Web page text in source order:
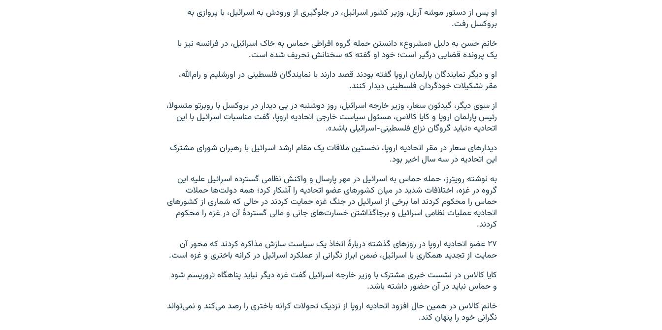
او پس از دستور موشه آربل، وزیر کشور اسرائیل، در جلوگیری از ورودش به اسرائیل، با پروازی به
بروکسل رفت.
خانم حسن به دلیل «مشروع» دانستن حمله گروه افراطی حماس به خاک اسرائیل، در فرانسه نیز با
یک پرونده قضایی درگیر است؛ خود او گفته که سخنانش تحریف شده است.
او و دیگر نمایندگان پارلمان اروپا گفته بودند قصد دارند با نمایندگان فلسطینی در اورشلیم و رام‌الله،
مقر تشکیلات خودگردان فلسطینی دیدار کنند.
از سوی دیگر، گیدئون سعار، وزیر خارجه اسرائیل، روز دوشنبه در پی دیدار در بروکسل با روبرتو متسولا،
رئیس پارلمان اروپا و کایا کالاس، مسئول سیاست خارجی اتحادیه اروپا، گفت مناسبات اسرائیل با این
اتحادیه «نباید گروگان نزاع فلسطینی-اسرائیلی باشد».
دیدارهای سعار در مقر اتحادیه اروپا، نخستین ملاقات یک مقام ارشد اسرائیل با رهبران شورای مشترک
این اتحادیه در سه سال اخیر بود.
به نوشته رویترز، حمله حماس به اسرائیل در مهر پارسال و واکنش نظامی گسترده اسرائیل علیه این
گروه در غزه، اختلافات شدید در میان کشورهای عضو اتحادیه را آشکار کرد؛ همه دولت‌ها حملات
حماس را محکوم کردند اما برخی از اسرائیل در جنگ غزه حمایت کردند در حالی که شماری از کشورهای
اتحادیه عملیات نظامی اسرائیل و برجاگذاشتن خسارت‌های جانی و مالی گستردۀ آن در غزه را محکوم
کردند.
۲۷ عضو اتحادیه اروپا در روزهای گذشته دربارۀ اتخاذ یک سیاست سازش مذاکره کردند که محور آن
حمایت از تجدید همکاری با اسرائیل، ضمن ابراز نگرانی از عملکرد اسرائیل در کرانه باختری و غزه است.
کایا کالاس در نشست خبری مشترک با وزیر خارجه اسرائیل گفت غزه دیگر نباید پناهگاه تروریسم شود
و حماس نباید در آن حضور داشته باشد.
خانم کالاس در همین حال افزود اتحادیه اروپا از نزدیک تحولات کرانه باختری را رصد می‌کند و نمی‌تواند
نگرانی خود را پنهان کند.